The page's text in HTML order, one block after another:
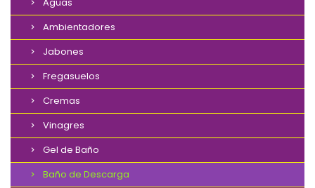
Ambientadores
Jabones
Fregasuelos
Cremas
Vinagres
Gel de Baño
Baño de Descarga